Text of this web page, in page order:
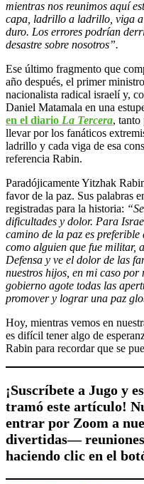
mientras nos reunimos aquí
capa, ladrillo a ladrillo, viga
duro. Los errores podrían
desastre sobre nosotros”.
Ese último fragmento que
año después, el primer
nacionalista radical israelí y,
Daniel Matamala en una
en el diario La Tercera, tanto
llevar por los fanáticos
ladrillo y cada viga de esa
referencia Rabin.
Paradójicamente Yitzhak
favor de la paz. Sus palabras
registradas para la historia:
dificultades y dolor. Para
camino de la paz es
como alguien que fue militar,
Defensa y ve el dolor de las
nuestros hijos, en mi caso por
gobierno agote todas las
promover y lograr una paz
Hoy, mientras vemos en
es difícil tener algo de
Rabin para recordar que se
¡Suscríbete a Jugo y
tramó este artículo!
entrar por Zoom a
divertidas—
haciendo clic en el